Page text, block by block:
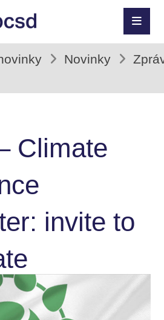
Novinky
Climate
invite to